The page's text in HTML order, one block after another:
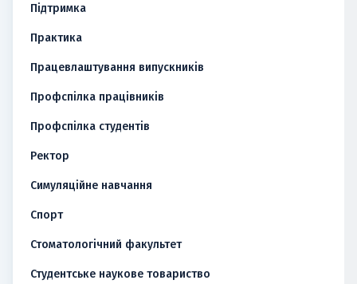
Підтримка
Практика
Працевлаштування випускників
Профспілка працівників
Профспілка студентів
Ректор
Симуляційне навчання
Спорт
Стоматологічний факультет
Студентське наукове товариство